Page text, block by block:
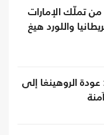
من تملّك الإمارات
واللورد هيغ
الروهينغا إلى